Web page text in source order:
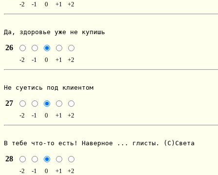
-2 -1 0 +1 +2
Да, здоровье уже не купишь
26
-2 -1 0 +1 +2
Не суетись под клиентом
27
-2 -1 0 +1 +2
В тебе что-то есть! Наверное ... глисты. (С)Света
28
-2 -1 0 +1 +2